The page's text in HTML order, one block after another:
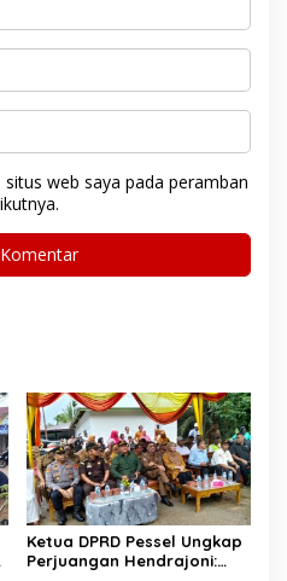
web saya pada peramban
Ketua DPRD Pessel Ungkap
Perjuangan Hendrajoni: